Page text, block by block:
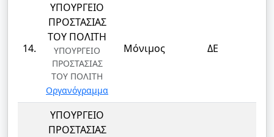
14.
ΥΠΟΥΡΓΕΙΟ
ΠΡΟΣΤΑΣΙΑΣ
ΤΟΥ ΠΟΛΙΤΗ
ΥΠΟΥΡΓΕΙΟ
ΠΡΟΣΤΑΣΙΑΣ
ΤΟΥ ΠΟΛΙΤΗ
Οργανόγραμμα
Μόνιμος ΔΕ
ΥΠΟΥΡΓΕΙΟ
ΠΡΟΣΤΑΣΙΑΣ